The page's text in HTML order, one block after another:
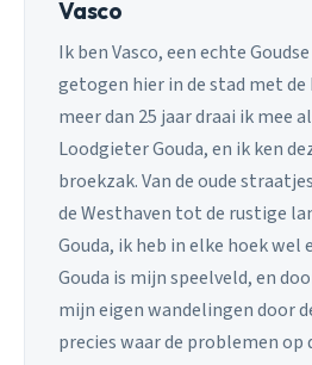
Vasco
Ik ben Vasco, een echte
getogen hier in de stad met de
meer dan 25 jaar draai ik mee
Loodgieter Gouda, en ik ken
broekzak. Van de oude
de Westhaven tot de rustige
Gouda, ik heb in elke hoek wel
Gouda is mijn speelveld, en
mijn eigen wandelingen door
precies waar de problemen op